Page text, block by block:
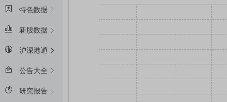
特色数据
新股数据
沪深港通
公告大全
研究报告